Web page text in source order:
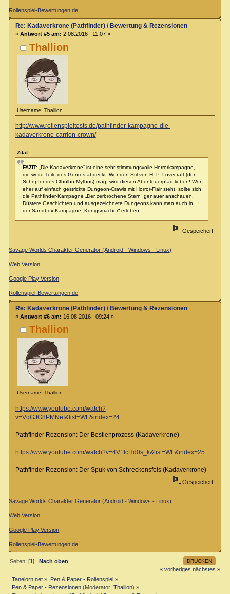
Rollenspiel-Bewertungen.de
Thallion
Username: Thallion
Re: Kadaverkrone (Pathfinder) / Bewertung & Rezensionen
« Antwort #5 am: 2.08.2016 | 11:07 »
http://www.rollenspieltests.de/pathfinder-kampagne-die-
kadaverkrone-carrion-crown/
Zitat
FAZIT: „Die Kadaverkrone“ ist eine sehr stimmungsvolle Horrorkampagne,
die weite Teile des Genres abdeckt. Wer den Stil von H. P. Lovecraft (den
Schöpfer des Cthulhu-Mythos) mag, wird diesen Abenteuerpfad lieben! Wer
eher auf einfach gestrickte Dungeon-Crawls mit Horror-Flair steht, sollte sich
die Pathfinder-Kampagne „Der zerbrochene Stern“ genauer anschauen.
Düstere Geschichten und ausgezeichnete Dungeons kann man auch in
der Sandbox-Kampagne „Königsmacher“ erleben.
Gespeichert
Savage Worlds Charakter Generator (Android - Windows - Linux)
Web Version
Google Play Version
Rollenspiel-Bewertungen.de
Thallion
Username: Thallion
Re: Kadaverkrone (Pathfinder) / Bewertung & Rezensionen
« Antwort #6 am: 16.08.2016 | 09:24 »
https://www.youtube.com/watch?
v=VqGJG8PMNeI&list=WL&index=24
Pathfinder Rezension: Der Bestienprozess (Kadaverkrone)
https://www.youtube.com/watch?v=4V1IcHd0s_k&list=WL&index=25
Pathfinder Rezension: Der Spuk von Schreckensfels (Kadaverkrone)
Gespeichert
Savage Worlds Charakter Generator (Android - Windows - Linux)
Web Version
Google Play Version
Rollenspiel-Bewertungen.de
DRUCKEN
Seiten: [1]
Nach oben
« vorheriges nächstes »
Tanelorn.net » Pen & Paper - Rollenspiel»
Pen & Paper - Rezensionen (Moderator:Thallion) »